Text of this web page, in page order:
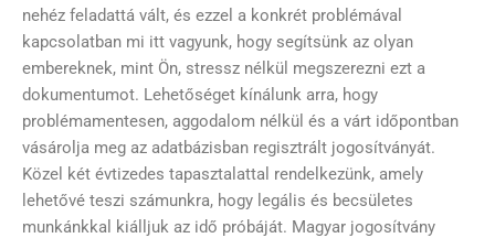
nehéz feladattá vált, és ezzel a konkrét problémával
kapcsolatban mi itt vagyunk, hogy segítsünk az olyan
embereknek, mint Ön, stressz nélkül megszerezni ezt a
dokumentumot. Lehetőséget kínálunk arra, hogy
problémamentesen, aggodalom nélkül és a várt időpontban
vásárolja meg az adatbázisban regisztrált jogosítványát.
Közel két évtizedes tapasztalattal rendelkezünk, amely
lehetővé teszi számunkra, hogy legális és becsületes
munkánkkal kiálljuk az idő próbáját. Magyar jogosítvány